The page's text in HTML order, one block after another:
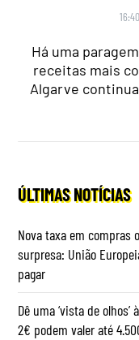
Há uma
receitas mais
Algarve
ÚLTIMAS NOTÍCIAS
Nova taxa em compras
surpresa: União
pagar
Dê uma ‘vista de
2€ podem valer até